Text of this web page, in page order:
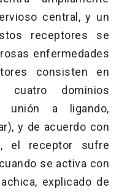
central, y un
receptores se
enfermedades
consisten en
cuatro dominios
unión a ligando,
y de acuerdo con
el receptor sufre
se activa con
explicado de